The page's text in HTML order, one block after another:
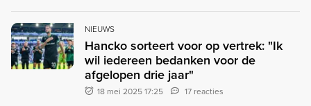
NIEUWS
Hancko sorteert voor op vertrek: "Ik
wil iedereen bedanken voor de
afgelopen drie jaar"
18 mei 2025 17:25 17 reacties